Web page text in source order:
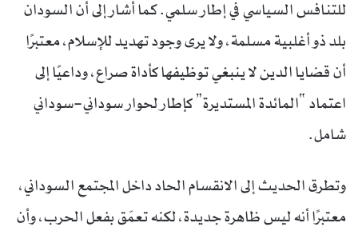
للتنافس السياسي في إطار سلمي. كما أشار إلى أن السودان
بلد ذو أغلبية مسلمة، ولا يرى وجود تهديد للإسلام، معتبرًا
أن قضايا الدين لا ينبغي توظيفها كأداة صراع، وداعيًا إلى
اعتماد “المائدة المستديرة” كإطار لحوار سوداني–سوداني
شامل.
وتطرق الحديث إلى الانقسام الحاد داخل المجتمع السوداني،
معتبرًا أنه ليس ظاهرة جديدة، لكنه تعمّق بفعل الحرب، وأن